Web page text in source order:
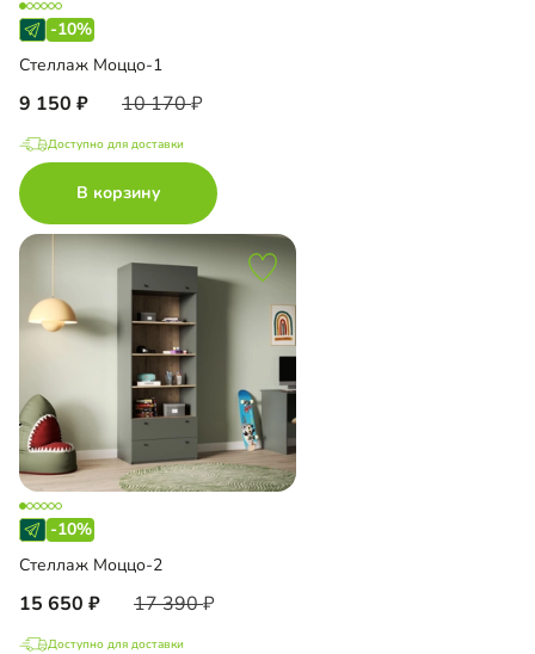
-10%
Стеллаж Моццо-1
9 150 10 170
Доступно для доставки
В корзину
-10%
Стеллаж Моццо-2
15 650 17 390
Доступно для доставки